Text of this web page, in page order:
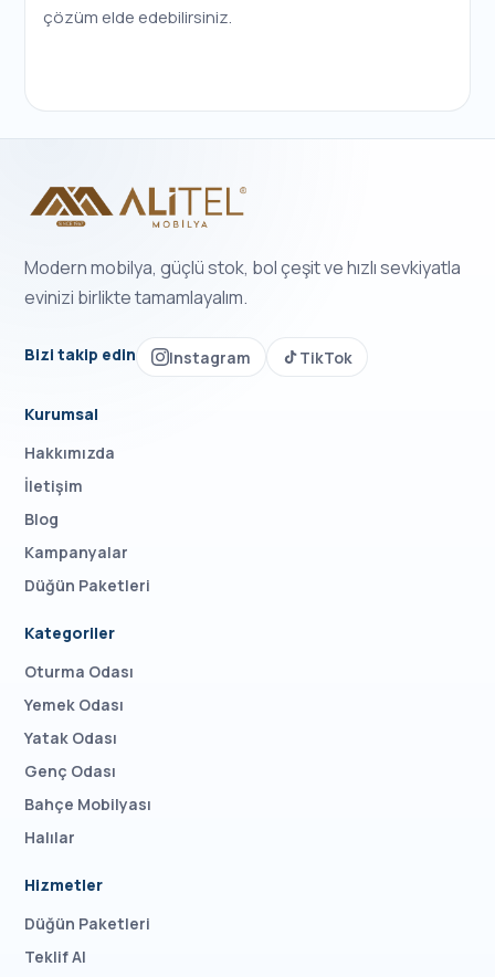
çözüm elde edebilirsiniz.
Modern mobilya, güçlü stok, bol çeşit ve hızlı sevkiyatla
evinizi birlikte tamamlayalım.
Bizi takip edin Instagram TikTok
Kurumsal
Hakkımızda
İletişim
Blog
Kampanyalar
Düğün Paketleri
Kategoriler
Oturma Odası
Yemek Odası
Yatak Odası
Genç Odası
Bahçe Mobilyası
Halılar
Hizmetler
Düğün Paketleri
Teklif Al